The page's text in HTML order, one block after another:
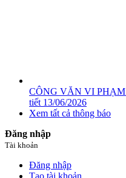
CÔNG VĂN VI
tiết 13/06/2026
Xem tất cả thông báo
Đăng nhập
Tài khoản
Đăng nhập
Tạo tài khoản